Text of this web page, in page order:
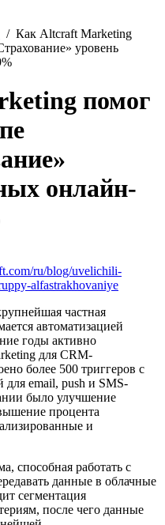
/ Как Altcraft Marketing
уровень
помог
онлайн-
ru/blog/uvelichili-
alfastrakhovaniye
частная
автоматизацией
годы активно
для CRM-
более 500 триггеров с
email, push и SMS-
было улучшение
процента
и
способная работать с
данные в облачные
сегментация
после чего данные